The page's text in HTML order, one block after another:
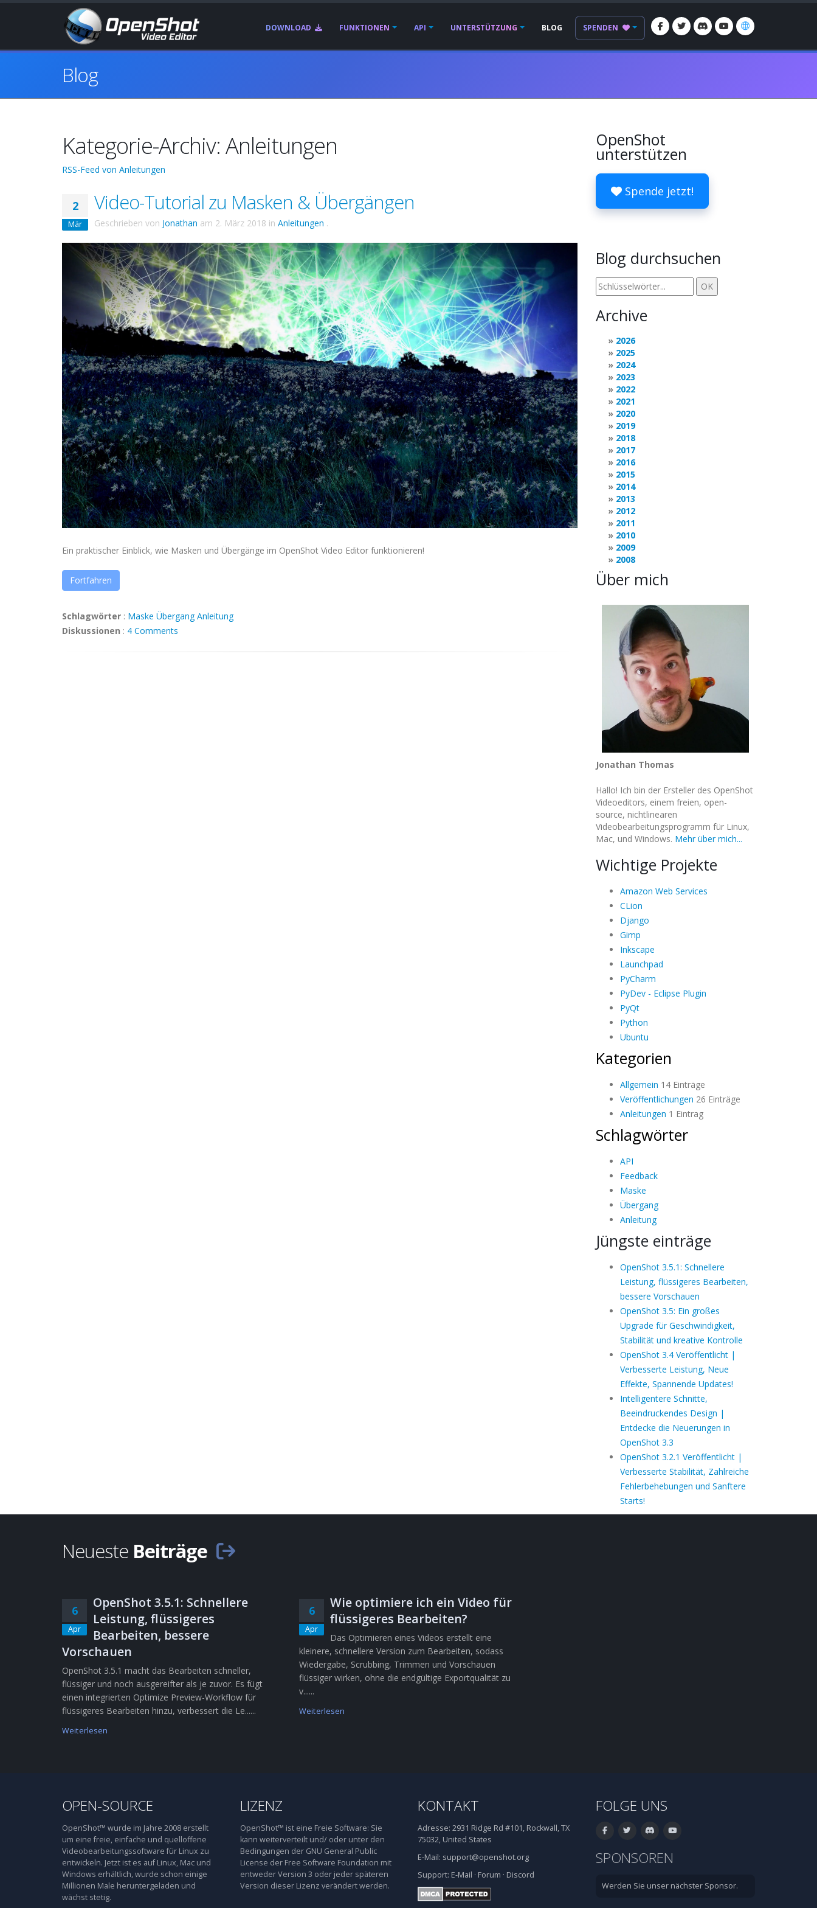
DOWNLOAD FUNKTIONEN API UNTERSTÜTZUNG BLOG SPENDEN
Blog
Kategorie-Archiv: Anleitungen
RSS-Feed von Anleitungen
2
Mär
Video-Tutorial zu Masken & Übergängen
Geschrieben von Jonathan am 2. März 2018 in Anleitungen .
Ein praktischer Einblick, wie Masken und Übergänge im OpenShot Video Editor funktionieren!
Fortfahren
Schlagwörter : Maske Übergang Anleitung
Diskussionen : 4 Comments
OpenShot
unterstützen
Spende jetzt!
Blog durchsuchen
Archive
2026
2025
2024
2023
2022
2021
2020
2019
2018
2017
2016
2015
2014
2013
2012
2011
2010
2009
2008
Über mich
Jonathan Thomas
Hallo! Ich bin der Ersteller des OpenShot
Videoeditors, einem freien, open-
source, nichtlinearen
Videobearbeitungsprogramm für Linux,
Mac, und Windows. Mehr über mich...
Wichtige Projekte
Amazon Web Services
CLion
Django
Gimp
Inkscape
Launchpad
PyCharm
PyDev - Eclipse Plugin
PyQt
Python
Ubuntu
Kategorien
Allgemein 14 Einträge
Veröffentlichungen 26 Einträge
Anleitungen 1 Eintrag
Schlagwörter
API
Feedback
Maske
Übergang
Anleitung
Jüngste einträge
OpenShot 3.5.1: Schnellere
Leistung, flüssigeres Bearbeiten,
bessere Vorschauen
OpenShot 3.5: Ein großes
Upgrade für Geschwindigkeit,
Stabilität und kreative Kontrolle
OpenShot 3.4 Veröffentlicht |
Verbesserte Leistung, Neue
Effekte, Spannende Updates!
Intelligentere Schnitte,
Beeindruckendes Design |
Entdecke die Neuerungen in
OpenShot 3.3
OpenShot 3.2.1 Veröffentlicht |
Verbesserte Stabilität, Zahlreiche
Fehlerbehebungen und Sanftere
Starts!
Neueste Beiträge
6
Apr
OpenShot 3.5.1: Schnellere
Leistung, flüssigeres
Bearbeiten, bessere
Vorschauen
OpenShot 3.5.1 macht das Bearbeiten schneller,
flüssiger und noch ausgereifter als je zuvor. Es fügt
einen integrierten Optimize Preview-Workflow für
flüssigeres Bearbeiten hinzu, verbessert die Le......
Weiterlesen
6
Apr
Wie optimiere ich ein Video für
flüssigeres Bearbeiten?
Das Optimieren eines Videos erstellt eine
kleinere, schnellere Version zum Bearbeiten, sodass
Wiedergabe, Scrubbing, Trimmen und Vorschauen
flüssiger wirken, ohne die endgültige Exportqualität zu
v......
Weiterlesen
OPEN-SOURCE
OpenShot™ wurde im Jahre 2008 erstellt
um eine freie, einfache und quelloffene
Videobearbeitungssoftware für Linux zu
entwickeln. Jetzt ist es auf Linux, Mac und
Windows erhältlich, wurde schon einige
Millionen Male heruntergeladen und
wächst stetig.
LIZENZ
OpenShot™ ist eine Freie Software: Sie
kann weiterverteilt und/ oder unter den
Bedingungen der GNU General Public
License der Free Software Foundation mit
entweder Version 3 oder jeder späteren
Version dieser Lizenz verändert werden.
KONTAKT
Adresse: 2931 Ridge Rd #101, Rockwall, TX
75032, United States
E-Mail: support@openshot.org
Support: E-Mail · Forum · Discord
FOLGE UNS
SPONSOREN
Werden Sie unser nächster Sponsor.